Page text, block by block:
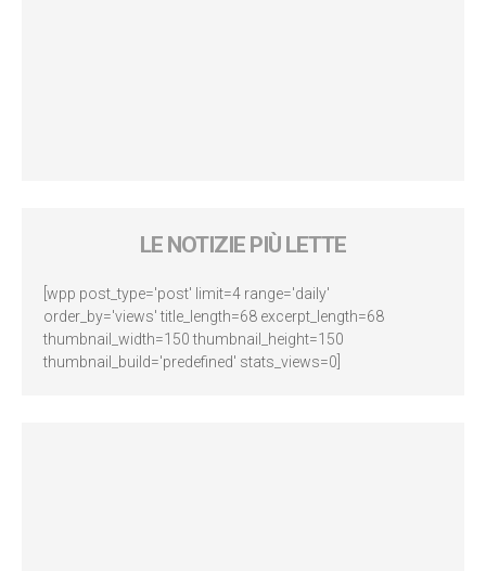
LE NOTIZIE PIÙ LETTE
[wpp post_type='post' limit=4 range='daily'
order_by='views' title_length=68 excerpt_length=68
thumbnail_width=150 thumbnail_height=150
thumbnail_build='predefined' stats_views=0]